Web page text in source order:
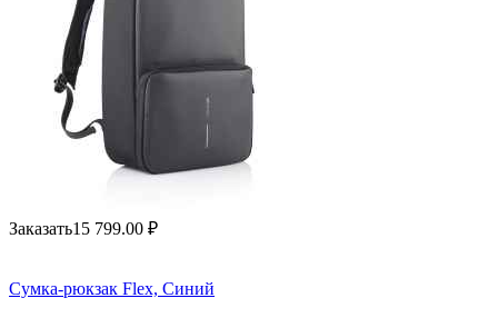
Заказать15 799.00 ₽
Сумка-рюкзак Flex, Синий